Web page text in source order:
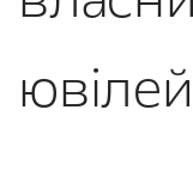
ювілей